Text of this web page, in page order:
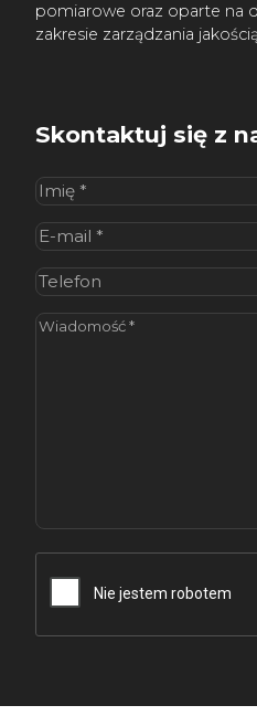
pomiarowe oraz oparte na
zakresie zarządzania
Skontaktuj się z
Imię(wymagane)
E-
mail(wymagane)
Telefon
Wiadomość(wymagane)